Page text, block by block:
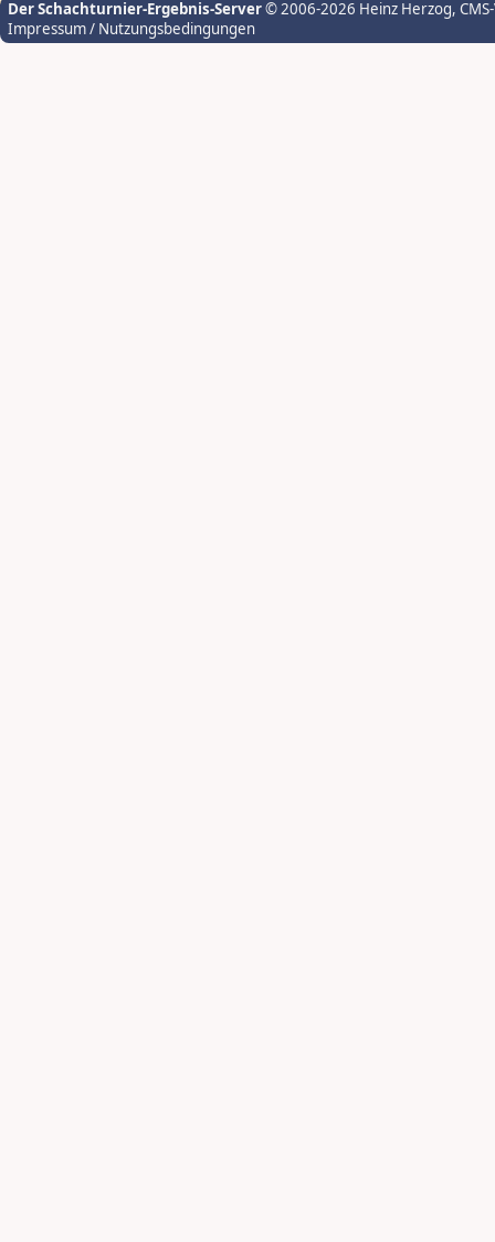
Der Schachturnier-Ergebnis-Server© 2006-2026 Heinz Herzog,
Impressum / Nutzungsbedingungen